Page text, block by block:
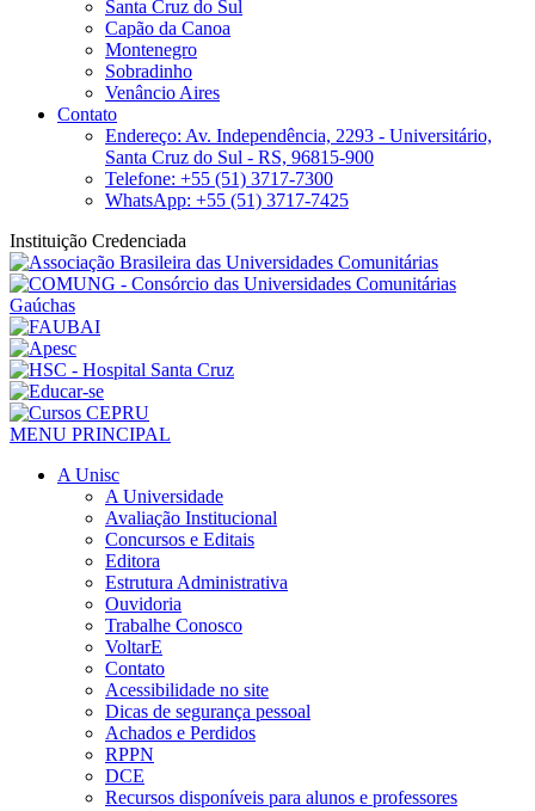
Santa Cruz do Sul
Capão da Canoa
Montenegro
Sobradinho
Venâncio Aires
Contato
Endereço: Av. Independência, 2293 - Universitário,
Santa Cruz do Sul - RS, 96815-900
Telefone: +55 (51) 3717-7300
WhatsApp: +55 (51) 3717-7425
Instituição Credenciada
MENU PRINCIPAL
A Unisc
A Universidade
Avaliação Institucional
Concursos e Editais
Editora
Estrutura Administrativa
Ouvidoria
Trabalhe Conosco
VoltarE
Contato
Acessibilidade no site
Dicas de segurança pessoal
Achados e Perdidos
RPPN
DCE
Recursos disponíveis para alunos e professores